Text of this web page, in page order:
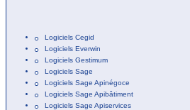
Logiciels Cegid
Logiciels Everwin
Logiciels Gestimum
Logiciels Sage
Logiciels Sage Apinégoce
Logiciels Sage Apibâtiment
Logiciels Sage Apiservices